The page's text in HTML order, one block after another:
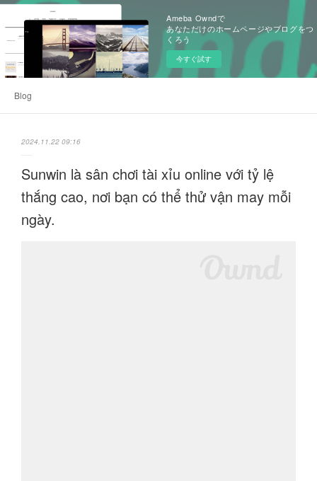
Ameba Owndで
あなただけのホームページやブログをつ
くろう
今すぐ試す
Blog
2024.11.22 09:16
Sunwin là sân chơi tài xỉu online với tỷ lệ
thắng cao, nơi bạn có thể thử vận may mỗi
ngày.